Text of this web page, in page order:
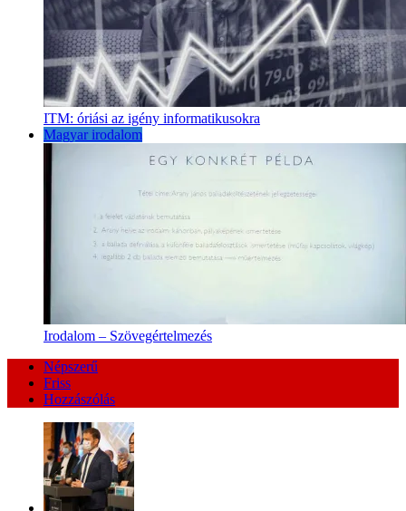
ITM: óriási az igény informatikusokra
Magyar irodalom
Irodalom – Szövegértelmezés
Népszerű
Friss
Hozzászólás